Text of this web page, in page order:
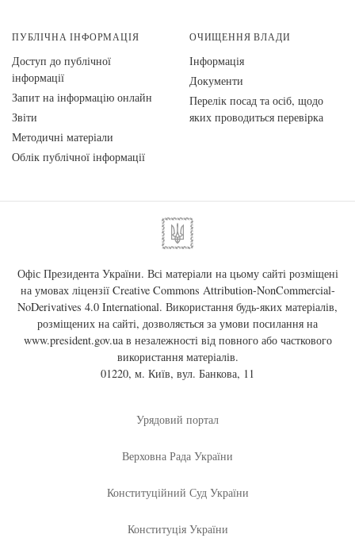
ПУБЛІЧНА ІНФОРМАЦІЯ
Доступ до публічної
інформації
Запит на інформацію онлайн
Звіти
Методичні матеріали
Облік публічної інформації
ОЧИЩЕННЯ ВЛАДИ
Інформація
Документи
Перелік посад та осіб, щодо
яких проводиться перевірка
Офіс Президента України. Всі матеріали на цьому сайті розміщені
на умовах ліцензії Creative Commons Attribution-NonCommercial-
NoDerivatives 4.0 International. Використання будь-яких матеріалів,
розміщених на сайті, дозволяється за умови посилання на
www.president.gov.uaв незалежності від повного або часткового
використання матеріалів.
01220, м. Київ, вул. Банкова, 11
Урядовий портал
Верховна Рада України
Конституційний Суд України
Конституція України